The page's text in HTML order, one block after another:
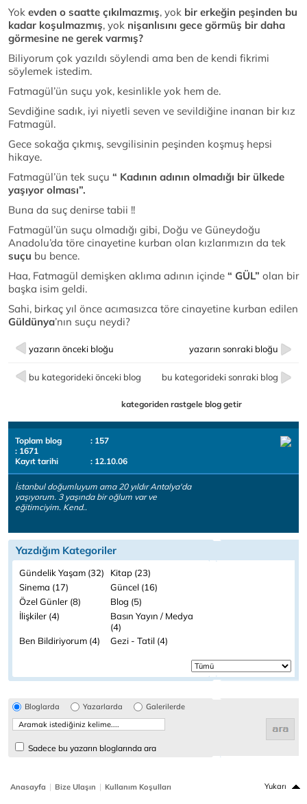
Yok evden o saatte çıkılmazmış, yok bir erkeğin peşinden bu
kadar koşulmazmış, yok nişanlısını gece görmüş bir daha
görmesine ne gerek varmış?
Biliyorum çok yazıldı söylendi ama ben de kendi fikrimi
söylemek istedim.
Fatmagül’ün suçu yok, kesinlikle yok hem de.
Sevdiğine sadık, iyi niyetli seven ve sevildiğine inanan bir kız
Fatmagül.
Gece sokağa çıkmış, sevgilisinin peşinden koşmuş hepsi
hikaye.
Fatmagül’ün tek suçu “ Kadının adının olmadığı bir ülkede
yaşıyor olması”.
Buna da suç denirse tabii !!
Fatmagül’ün suçu olmadığı gibi, Doğu ve Güneydoğu
Anadolu’da töre cinayetine kurban olan kızlarımızın da tek
suçu bu bence.
Haa, Fatmagül demişken aklıma adının içinde “ GÜL” olan bir
başka isim geldi.
Sahi, birkaç yıl önce acımasızca töre cinayetine kurban edilen
Güldünya’nın suçu neydi?
yazarın önceki bloğu yazarın sonraki bloğu
bu kategorideki önceki blog bu kategorideki sonraki blog
kategoriden rastgele blog getir
Toplam blog
: 157
: 1671
Kayıt tarihi
: 12.10.06
İstanbul doğumluyum ama 20 yıldır Antalya'da
yaşıyorum. 3 yaşında bir oğlum var ve
eğitimciyim. Kend..
Yazdığım Kategoriler
Gündelik Yaşam (32)
Kitap (23)
Sinema (17)
Güncel (16)
Özel Günler (8)
Blog (5)
İlişkiler (4)
Basın Yayın / Medya
(4)
Ben Bildiriyorum (4) Gezi - Tatil (4)
Bloglarda Yazarlarda Galerilerde
Sadece bu yazarın bloglarında ara
Anasayfa | Bize Ulaşın | Kullanım Koşulları Yukarı